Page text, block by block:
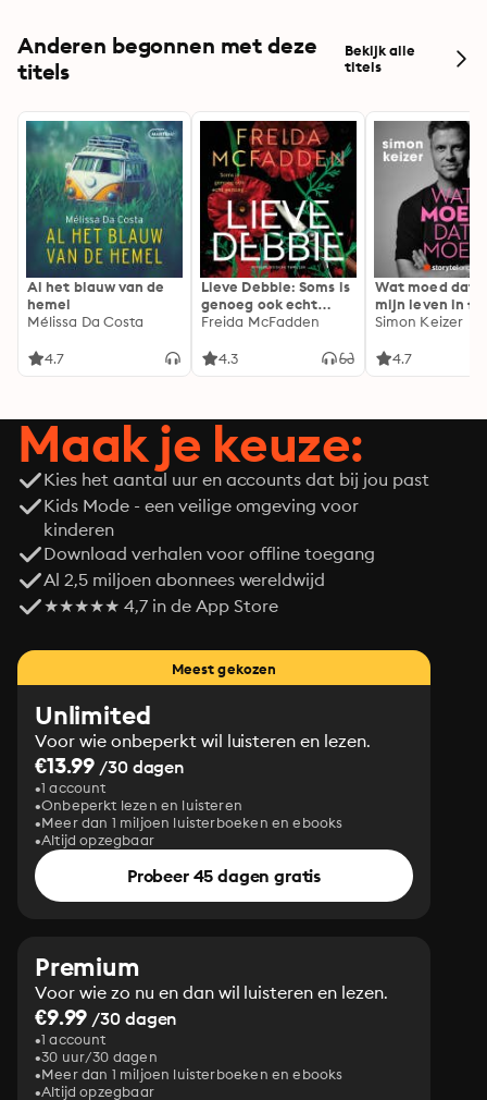
Anderen begonnen met deze
titels
Bekijk alle
titels
Al het blauw van de
hemel
Mélissa Da Costa
4.7
Lieve Debbie: Soms is
genoeg ook echt
genoeg...
Freida McFadden
4.3
Wat moed dat
mijn leven in
Simon Keizer
4.7
Maak je keuze:
Kies het aantal uur en accounts dat bij jou past
Kids Mode - een veilige omgeving voor
kinderen
Download verhalen voor offline toegang
Al 2,5 miljoen abonnees wereldwijd
★★★★★ 4,7 in de App Store
Meest gekozen
Unlimited
Voor wie onbeperkt wil luisteren en lezen.
€13.99 /30 dagen
1 account
Onbeperkt lezen en luisteren
Meer dan 1 miljoen luisterboeken en ebooks
Altijd opzegbaar
Probeer 45 dagen gratis
Premium
Voor wie zo nu en dan wil luisteren en lezen.
€9.99 /30 dagen
1 account
30 uur/30 dagen
Meer dan 1 miljoen luisterboeken en ebooks
Altijd opzegbaar